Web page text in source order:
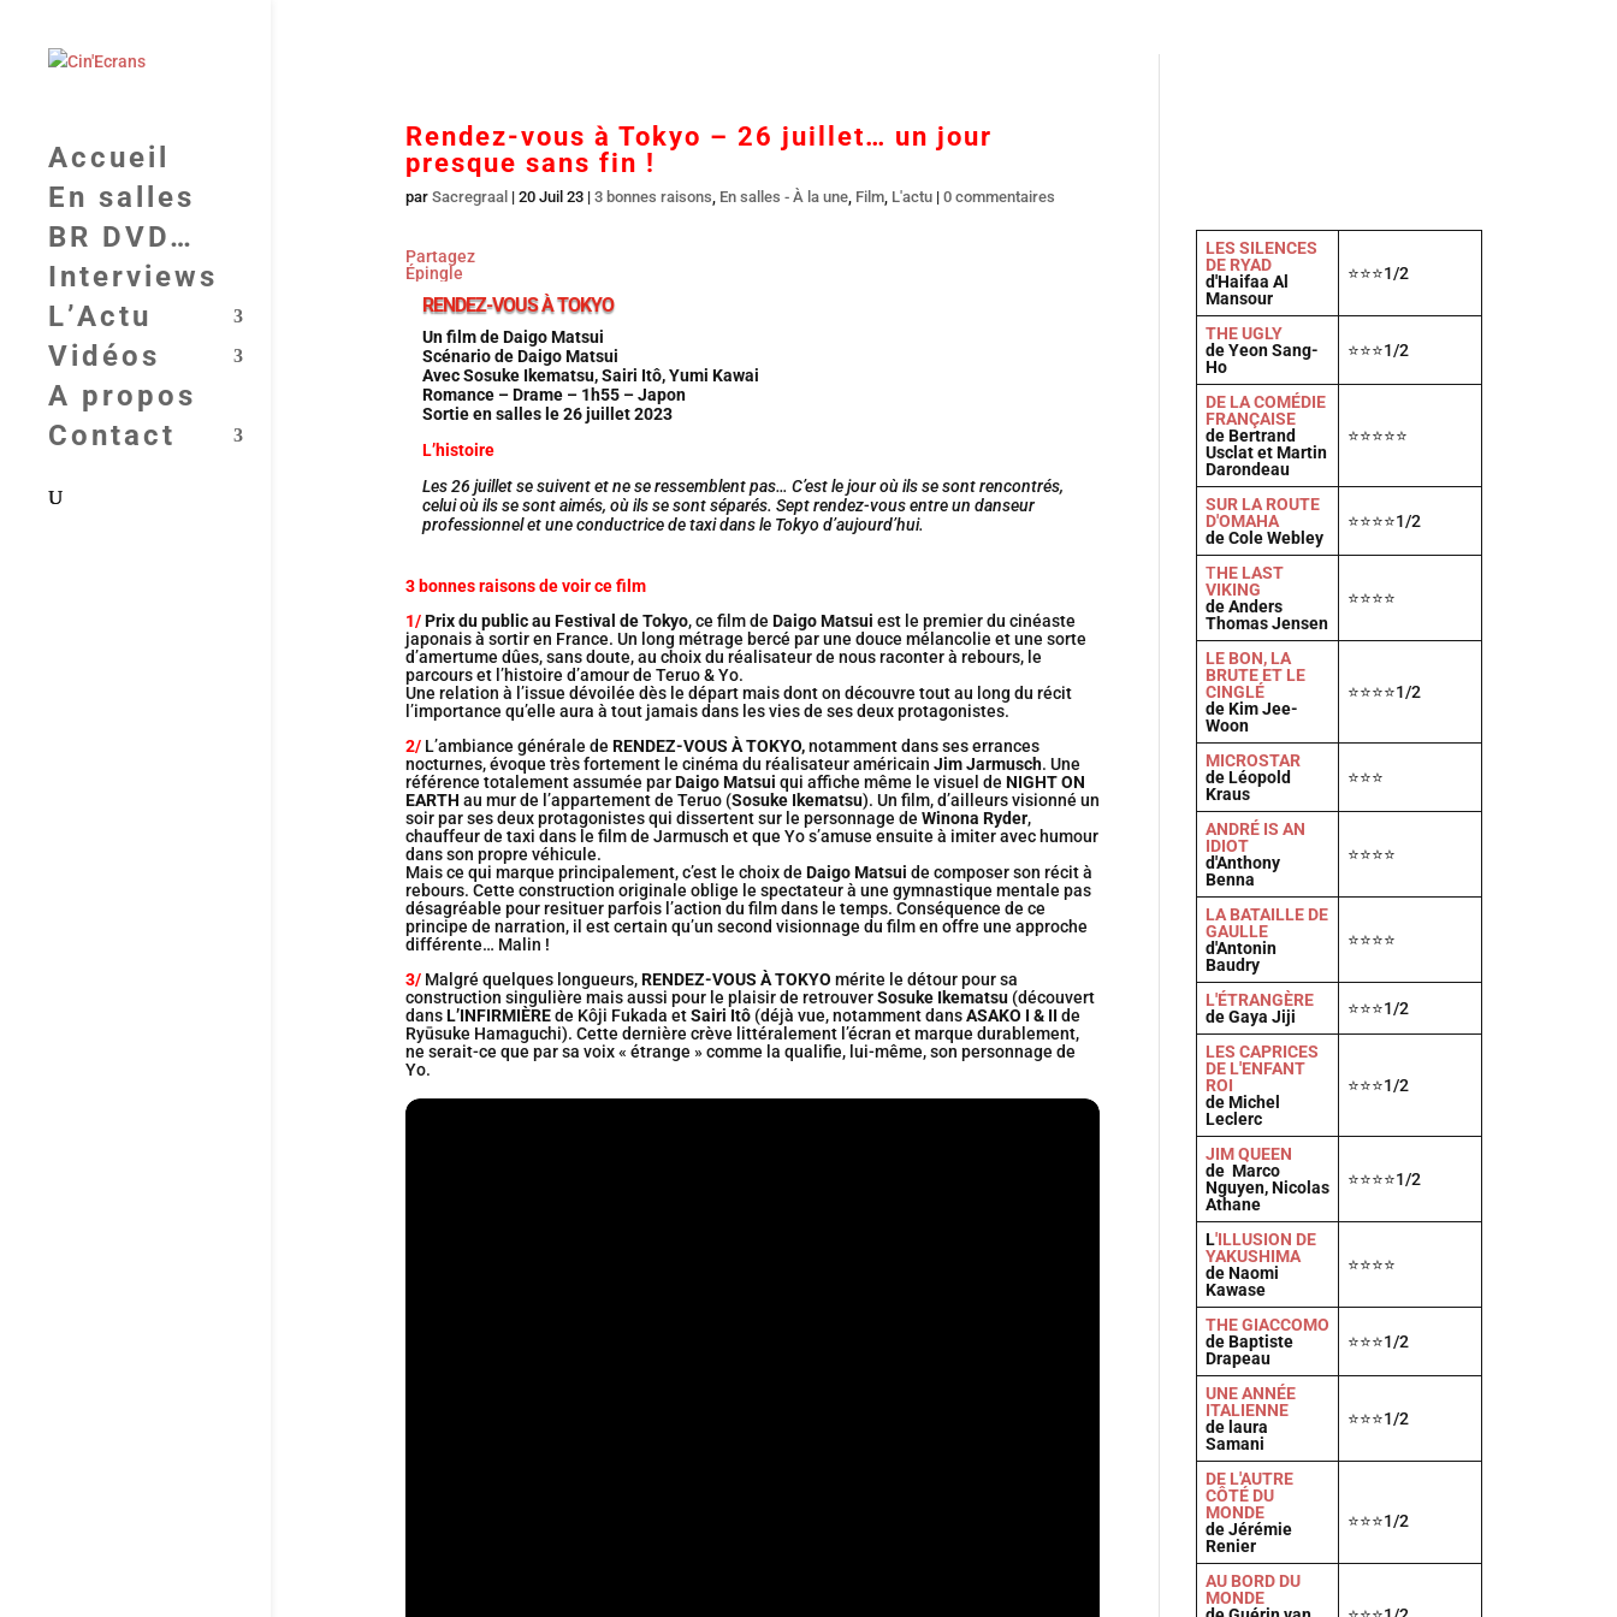
Accueil
En salles
BR DVD…
Interviews
L’Actu
Vidéos
A propos
Contact
Rendez-vous à Tokyo – 26 juillet… un jour
presque sans fin !
par Sacregraal | 20 Juil 23| 3 bonnes raisons, En salles - À la une, Film, L'actu| 0 commentaires
Partagez
Épingle
RENDEZ-VOUS À TOKYO
Un film de Daigo Matsui
Scénario de Daigo Matsui
Avec Sosuke Ikematsu, Sairi Itô, Yumi Kawai
Romance – Drame – 1h55 – Japon
Sortie en salles le 26 juillet 2023
L’histoire
Les 26 juillet se suivent et ne se ressemblent pas… C’est le jour où ils se sont rencontrés,
celui où ils se sont aimés, où ils se sont séparés. Sept rendez-vous entre un danseur
professionnel et une conductrice de taxi dans le Tokyo d’aujourd’hui.
3 bonnes raisons de voir ce film
1/Prix du public au Festival de Tokyo, ce film de Daigo Matsui est le premier du cinéaste
japonais à sortir en France. Un long métrage bercé par une douce mélancolie et une sorte
d’amertume dûes, sans doute, au choix du réalisateur de nous raconter à rebours, le
parcours et l’histoire d’amour de Teruo & Yo.
Une relation à l’issue dévoilée dès le départ mais dont on découvre tout au long du récit
l’importance qu’elle aura à tout jamais dans les vies de ses deux protagonistes.
2/L’ambiance générale de RENDEZ-VOUS À TOKYO,notamment dans ses errances
nocturnes, évoque très fortement le cinéma du réalisateur américain Jim Jarmusch. Une
référence totalement assumée parDaigo Matsui qui affiche même le visuel de NIGHT ON
EARTH au mur de l’appartement de Teruo (Sosuke Ikematsu). Un film, d’ailleurs visionné un
soir par ses deux protagonistes qui dissertent sur le personnage de Winona Ryder,
chauffeur de taxi dans le film de Jarmusch et que Yo s’amuse ensuite à imiter avec humour
dans son propre véhicule.
Mais ce qui marque principalement, c’est le choix de Daigo Matsui de composer son récit à
rebours. Cette construction originale oblige le spectateur à une gymnastique mentale pas
désagréable pour resituer parfois l’action du film dans le temps. Conséquence de ce
principe de narration, il est certain qu’un second visionnage du film en offre une approche
différente… Malin !
3/Malgré quelques longueurs,RENDEZ-VOUS À TOKYO mérite le détour pour sa
construction singulière mais aussi pour le plaisir de retrouverSosuke Ikematsu (découvert
dansL’INFIRMIÈREde Kôji Fukada etSairi Itô(déjà vue, notamment dansASAKO I & II de
Ryūsuke Hamaguchi). Cette dernière crève littéralement l’écran et marque durablement,
ne serait-ce que par sa voix « étrange » comme la qualifie, lui-même, son personnage de
Yo.
LES SILENCES
DE RYAD
d'Haifaa Al
Mansour
⭐⭐⭐1/2
THE UGLY
de Yeon Sang-
Ho
⭐⭐⭐1/2
DE LA COMÉDIE
FRANÇAISE
de Bertrand
Usclat et Martin
Darondeau
⭐⭐⭐⭐⭐
SUR LA ROUTE
D'OMAHA
de Cole Webley
⭐⭐⭐⭐1/2
THE LAST
VIKING
de Anders
Thomas Jensen
⭐⭐⭐⭐
LE BON, LA
BRUTE ET LE
CINGLÉ
de Kim Jee-
Woon
⭐⭐⭐⭐1/2
MICROSTAR
de Léopold
Kraus
⭐⭐⭐
ANDRÉ IS AN
IDIOT
d'Anthony
Benna
⭐⭐⭐⭐
LA BATAILLE DE
GAULLE
d'Antonin
Baudry
⭐⭐⭐⭐
L'ÉTRANGÈRE
de Gaya Jiji
⭐⭐⭐1/2
LES CAPRICES
DE L'ENFANT
ROI
de Michel
Leclerc
⭐⭐⭐1/2
JIM QUEEN
de Marco
Nguyen, Nicolas
Athane
⭐⭐⭐⭐1/2
L'ILLUSION DE
YAKUSHIMA
de Naomi
Kawase
⭐⭐⭐⭐
THE GIACCOMO
de Baptiste
Drapeau
⭐⭐⭐1/2
UNE ANNÉE
ITALIENNE
de laura
Samani
⭐⭐⭐1/2
DE L'AUTRE
CÔTÉ DU
MONDE
de Jérémie
Renier
⭐⭐⭐1/2
AU BORD DU
MONDE